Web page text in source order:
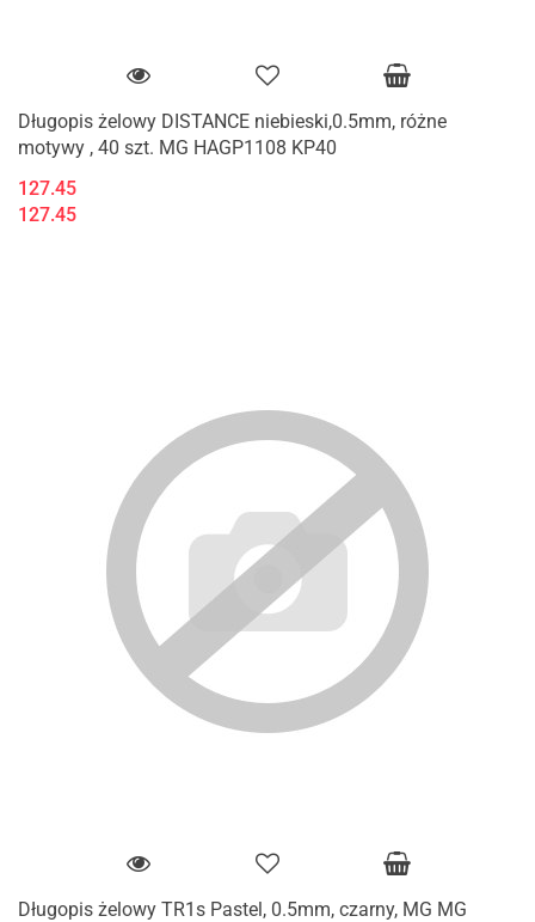
Długopis żelowy DISTANCE niebieski,0.5mm, różne
motywy , 40 szt. MG HAGP1108 KP40
127.45
127.45
Długopis żelowy TR1s Pastel, 0.5mm, czarny, MG MG